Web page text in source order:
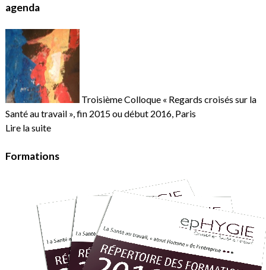
agenda
Troisième Colloque « Regards croisés sur la
Santé au travail », fin 2015 ou début 2016, Paris
Lire la suite
Formations